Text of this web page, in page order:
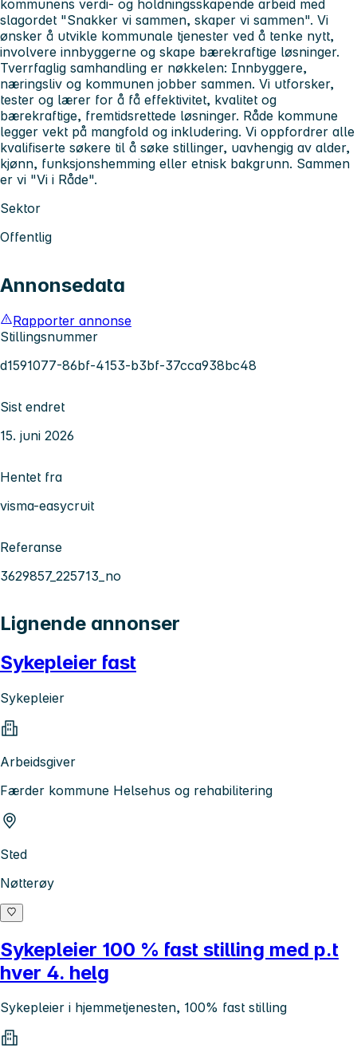
kommunens verdi- og holdningsskapende arbeid med
slagordet "Snakker vi sammen, skaper vi sammen". Vi
ønsker å utvikle kommunale tjenester ved å tenke nytt,
involvere innbyggerne og skape bærekraftige løsninger.
Tverrfaglig samhandling er nøkkelen: Innbyggere,
næringsliv og kommunen jobber sammen. Vi utforsker,
tester og lærer for å få effektivitet, kvalitet og
bærekraftige, fremtidsrettede løsninger. Råde kommune
legger vekt på mangfold og inkludering. Vi oppfordrer alle
kvalifiserte søkere til å søke stillinger, uavhengig av alder,
kjønn, funksjonshemming eller etnisk bakgrunn. Sammen
er vi "Vi i Råde".
Sektor
Offentlig
Annonsedata
Rapporter annonse
Stillingsnummer
d1591077-86bf-4153-b3bf-37cca938bc48
Sist endret
15. juni 2026
Hentet fra
visma-easycruit
Referanse
3629857_225713_no
Lignende annonser
Sykepleier fast
Sykepleier
Arbeidsgiver
Færder kommune Helsehus og rehabilitering
Sted
Nøtterøy
Sykepleier 100 % fast stilling med p.t
hver 4. helg
Sykepleier i hjemmetjenesten, 100% fast stilling